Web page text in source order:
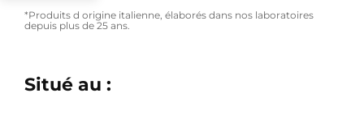
*Produits d origine italienne, élaborés dans nos laboratoires
depuis plus de 25 ans.
Situé au :